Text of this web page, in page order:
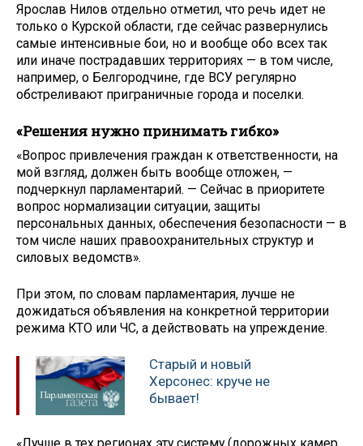
Ярослав Нилов отдельно отметил, что речь идет не
только о Курской области, где сейчас развернулись
самые интенсивные бои, но и вообще обо всех так
или иначе пострадавших территориях — в том числе,
например, о Белгородчине, где ВСУ регулярно
обстреливают приграничные города и поселки.
«Решения нужно принимать гибко»
«Вопрос привлечения граждан к ответственности, на
мой взгляд, должен быть вообще отложен, —
подчеркнул парламентарий. — Сейчас в приоритете
вопрос нормализации ситуации, защиты
персональных данных, обеспечения безопасности — в
том числе наших правоохранительных структур и
силовых ведомств».
При этом, по словам парламентария, лучше не
дожидаться объявления на конкретной территории
режима КТО или ЧС, а действовать на упреждение.
Старый и новый
Херсонес: круче не
бывает!
«Лучше в тех регионах эту систему (дорожных камер.